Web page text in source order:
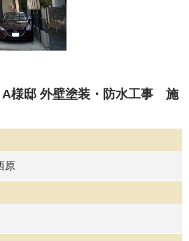
A様邸 外壁塗装・防水工事 施
原